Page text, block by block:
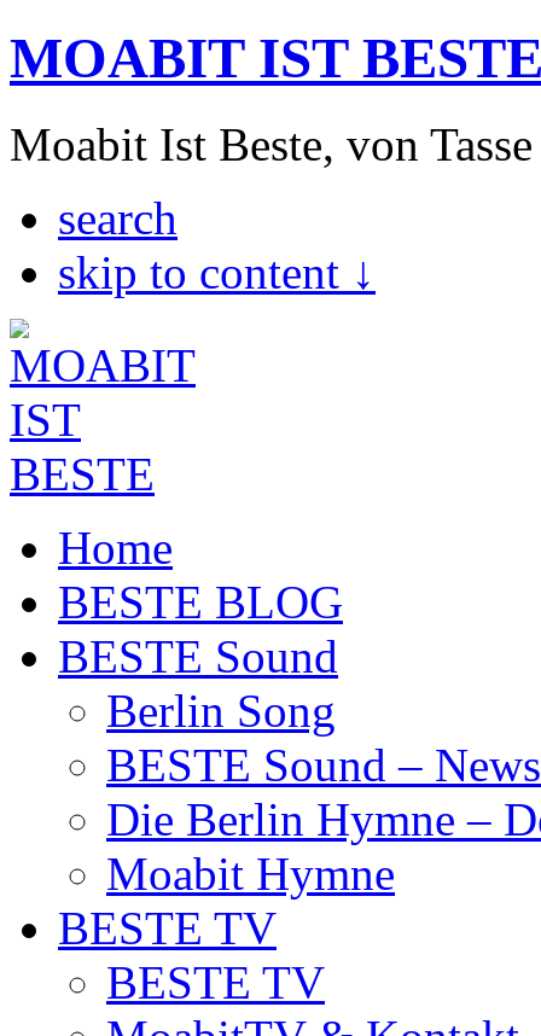
MOABIT IST
Moabit Ist Beste, von
search
skip to content ↓
Home
BESTE BLOG
BESTE Sound
Berlin Song
BESTE Sound –
Die Berlin Hymne –
Moabit Hymne
BESTE TV
BESTE TV